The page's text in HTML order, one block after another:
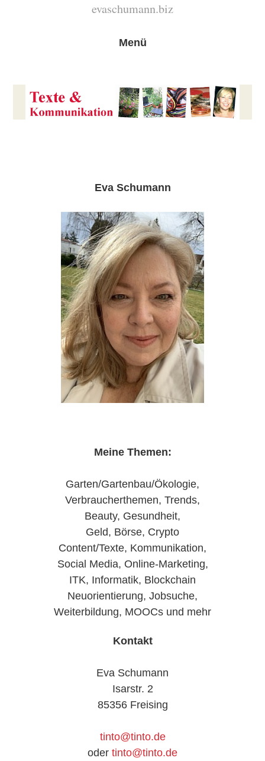
evaschumann.biz
Menü
Eva Schumann
Meine Themen:
Garten/Gartenbau/Ökologie,
Verbraucherthemen, Trends,
Beauty, Gesundheit,
Geld, Börse, Crypto
Content/Texte, Kommunikation,
Social Media, Online-Marketing,
ITK, Informatik, Blockchain
Neuorientierung, Jobsuche,
Weiterbildung, MOOCs und mehr
Kontakt
Eva Schumann
Isarstr. 2
85356 Freising
tinto@tinto.de
oder tinto@tinto.de